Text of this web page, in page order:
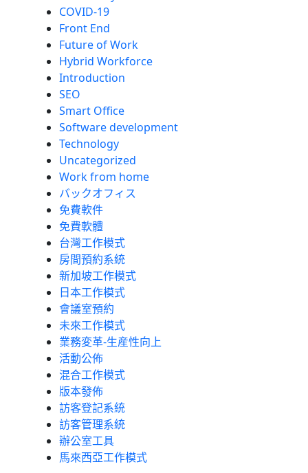
COVID-19
Front End
Future of Work
Hybrid Workforce
Introduction
SEO
Smart Office
Software development
Technology
Uncategorized
Work from home
バックオフィス
免費軟件
免費軟體
台灣工作模式
房間預約系統
新加坡工作模式
日本工作模式
會議室預約
未來工作模式
業務変革-生産性向上
活動公佈
混合工作模式
版本發佈
訪客登記系統
訪客管理系統
辦公室工具
馬來西亞工作模式